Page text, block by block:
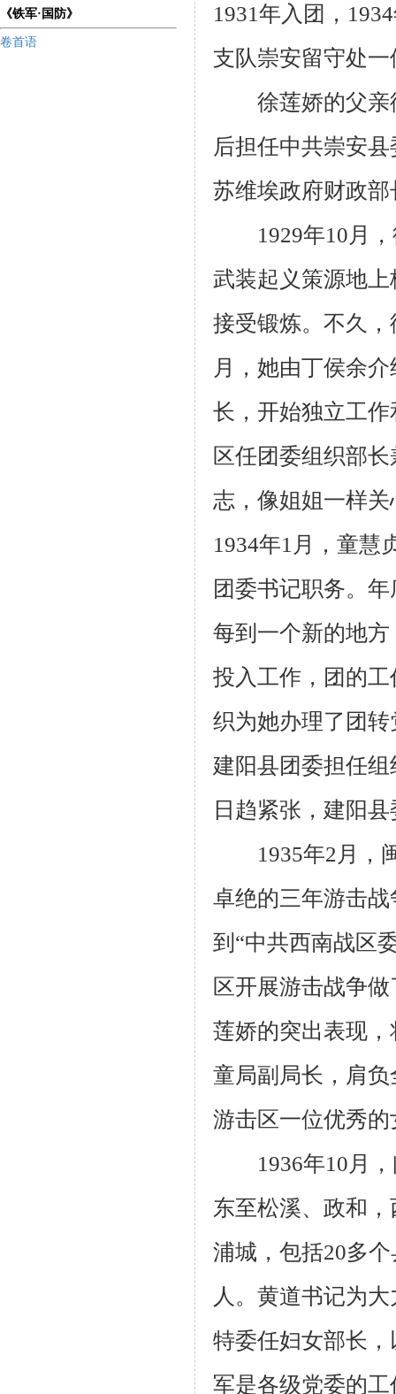
《铁军·国防》
卷首语
1931年入团， 1934
支队崇安留守处
徐莲娇的父亲
后担任中共崇安
苏维埃政府财政
1929年10月
武装起义策源地
接受锻炼。不久
月，她由丁侯余
长，开始独立工
区任团委组织部
志，像姐姐一样
1934年1 月，童慧
团委书记职务。
每到一个新的地
投入工作，团的
织为她办理了团
建阳县团委担任
日趋紧张，建阳
1935年2月，
卓绝的三年游击
到“中共西南战区
区开展游击战争
莲娇的突出表现
童局副局长，肩
游击区一位优秀
1936年10月
东至松溪、政和
浦城，包括20多
人。黄道书记为
特委任妇女部长
军是各级党委的